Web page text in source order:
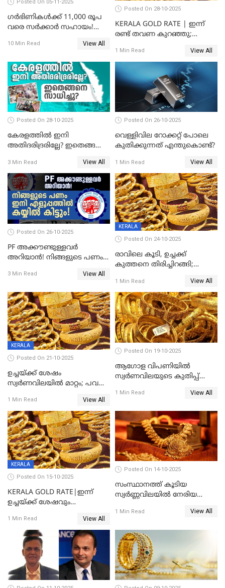
Posted On 05-11-2025
ഗർഭിണികൾക്ക് 11,000 രൂപ
വരെ സർക്കാർ സഹായം!
യോജനയെക്കുറിച്ച്
10 Min Read View All
Posted On 28-10-2025
KERALA GOLD RATE | ഇന്ന്
രണ്ട് തവണ കുറഞ്ഞു;
1800 രൂപ
1 Min Read View All
Posted On 28-10-2025
കേരളത്തിൽ ഇനി
അതിദരിദ്രരില്ലേ? ഇതെങ്ങനെ
STATE FREE FROM EXTREME
POVERTY
3 Min Read View All
Posted On 26-10-2025
വെള്ളിവില റോക്കറ്റ് പോലെ
കുതിക്കുന്നത് എന്തുകൊണ്ട്?
1 Min Read View All
Posted On 26-10-2025
PF അക്കൗണ്ടുള്ളവർ
അറിയാൻ! നിങ്ങളുടെ പണം
കിട്ടും!
3 Min Read View All
KERALA
Posted On 24-10-2025
രാവിലെ കൂടി, ഉച്ചക്ക്
കുത്തനെ തിരിച്ചിറങ്ങി;
കുറഞ്ഞു
1 Min Read View All
KERALA
Posted On 21-10-2025
ഉച്ചയ്ക്ക് ശേഷം
സ്വർണവിലയിൽ മാറ്റം; പവന്
1 Min Read View All
Posted On 19-10-2025
ആഗോള വിപണിയിൽ
സ്വർണവിലയുടെ കുതിപ്പ്
1 Min Read View All
KERALA
Posted On 15-10-2025
KERALA GOLD RATE|ഇന്ന്
ഉച്ചയ്ക്ക് ശേഷവും
പവന് കൂടിയത് 400 രൂപ
1 Min Read View All
Posted On 14-10-2025
സംസ്ഥാനത്ത് കൂടിയ
സ്വർണ്ണവിലയിൽ നേരിയ
1 Min Read View All